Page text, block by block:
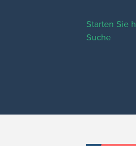
Starten Sie
Suche